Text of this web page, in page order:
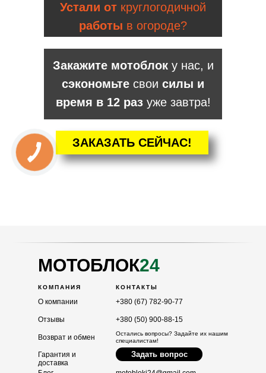
ЗАКАЗАТЬ СЕЙЧАС!
Закажите мотоблоку нас, и
сэкономьте свои силы и
время в 12 разуже завтра!
Устали от круглогодичной
работы в огороде?
О компании
Возврат и обмен
Гарантия и
доставка
КОМПАНИЯ
+380 (67) 782-90-77
КОНТАКТЫ
МОТОБЛОК24
Отзывы +380 (50) 900-88-15
Задать вопрос
Остались вопросы? Задайте их нашим
специалистам!